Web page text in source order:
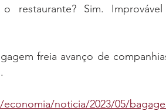
restaurante? Sim.
freia avanço de
noticia/2023/05/